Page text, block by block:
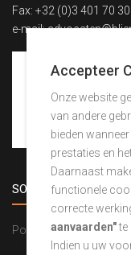
Fax: +32 (0)3 401 70 30
e-mail:
SOCIAL NIEUWS
Powered by Curator.io
Accepteer
Onze website
van andere
bieden
prestaties en
Daarnaast
functionele
correcte
aanvaarden"te
Indien u uw